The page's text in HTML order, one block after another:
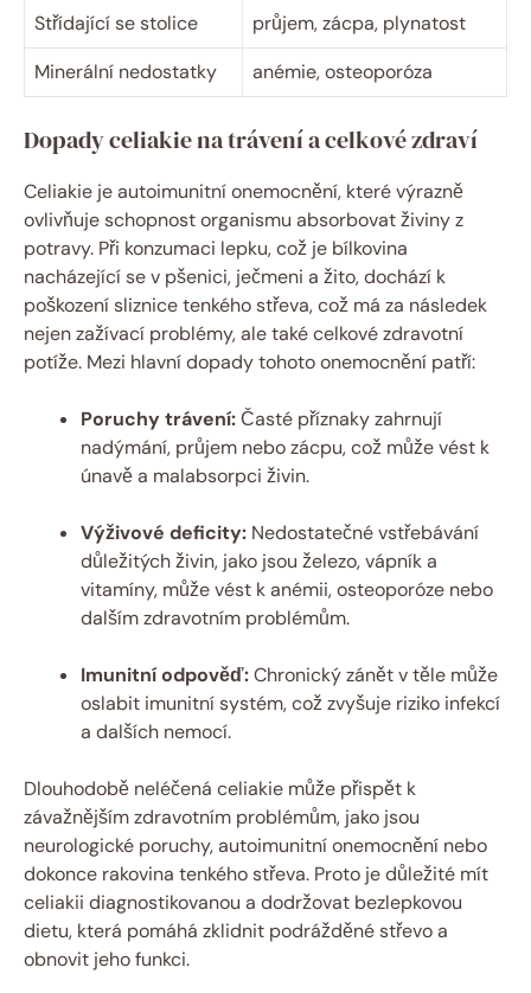
Střídající se stolice
průjem, zácpa, plynatost
Minerální nedostatky
anémie, osteoporóza
Dopady celiakie na trávení a celkové zdraví
Celiakie je autoimunitní onemocnění, které výrazně
ovlivňuje schopnost organismu absorbovat živiny z
potravy. Při konzumaci lepku, což je bílkovina
nacházející se v pšenici, ječmeni a žito, dochází k
poškození sliznice tenkého střeva, což má za následek
nejen zažívací problémy, ale také celkové zdravotní
potíže. Mezi hlavní dopady tohoto onemocnění patří:
Poruchy trávení:Časté příznaky zahrnují
nadýmání, průjem nebo zácpu, což může vést k
únavě a malabsorpci živin.
Výživové deficity: Nedostatečné vstřebávání
důležitých živin, jako jsou železo, vápník a
vitamíny, může vést k anémii, osteoporóze nebo
dalším zdravotním problémům.
Imunitní odpověď:Chronický zánět v těle může
oslabit imunitní systém, což zvyšuje riziko infekcí
a dalších nemocí.
Dlouhodobě neléčená celiakie může přispět k
závažnějším zdravotním problémům, jako jsou
neurologické poruchy, autoimunitní onemocnění nebo
dokonce rakovina tenkého střeva. Proto je důležité mít
celiakii diagnostikovanou a dodržovat bezlepkovou
dietu, která pomáhá zklidnit podrážděné střevo a
obnovit jeho funkci.